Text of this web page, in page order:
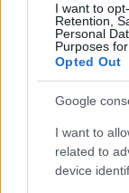
I want to
Retention,
Personal
Purposes
Opted Out
Google
I want to
related to
device
F T